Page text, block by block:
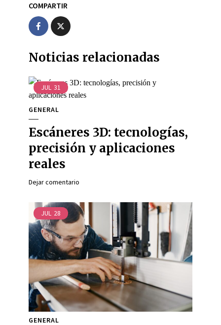
COMPARTIR
Noticias relacionadas
JUL 31
GENERAL
Escáneres 3D: tecnologías,
precisión y aplicaciones
reales
Dejar comentario
JUL 28
GENERAL